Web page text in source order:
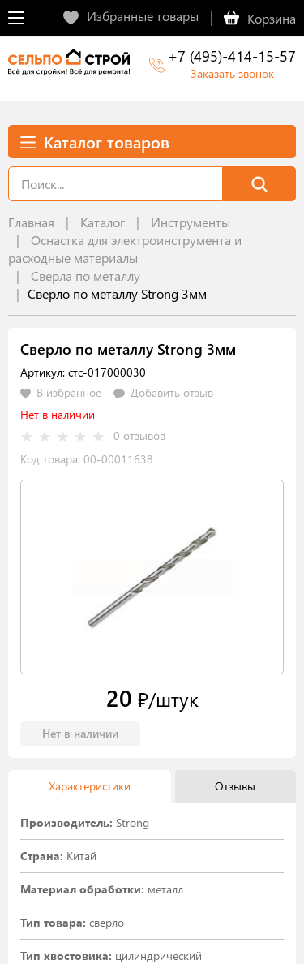
Избранные товары Корзина
+7 (495)-414-15-57
Заказать звонок
Каталог товаров
Главная Каталог
Инструменты
Оснастка для электроинструмента и
расходные материалы
Сверла по металлу
Cверло по металлу Strong 3мм
Cверло по металлу Strong 3мм
Артикул: стс-017000030
В избранное
Добавить отзыв
Нет в наличии
0 отзывов
Код товара: 00-00011638
20 ₽/штук
Нет в наличии
Характеристики Отзывы
Производитель: Strong
Страна: Китай
Материал обработки: металл
Тип товара: сверло
Тип хвостовика: цилиндрический